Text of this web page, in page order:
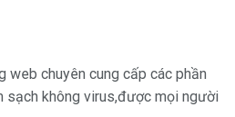
web chuyên cung cấp các phần
sạch không virus,được mọi người